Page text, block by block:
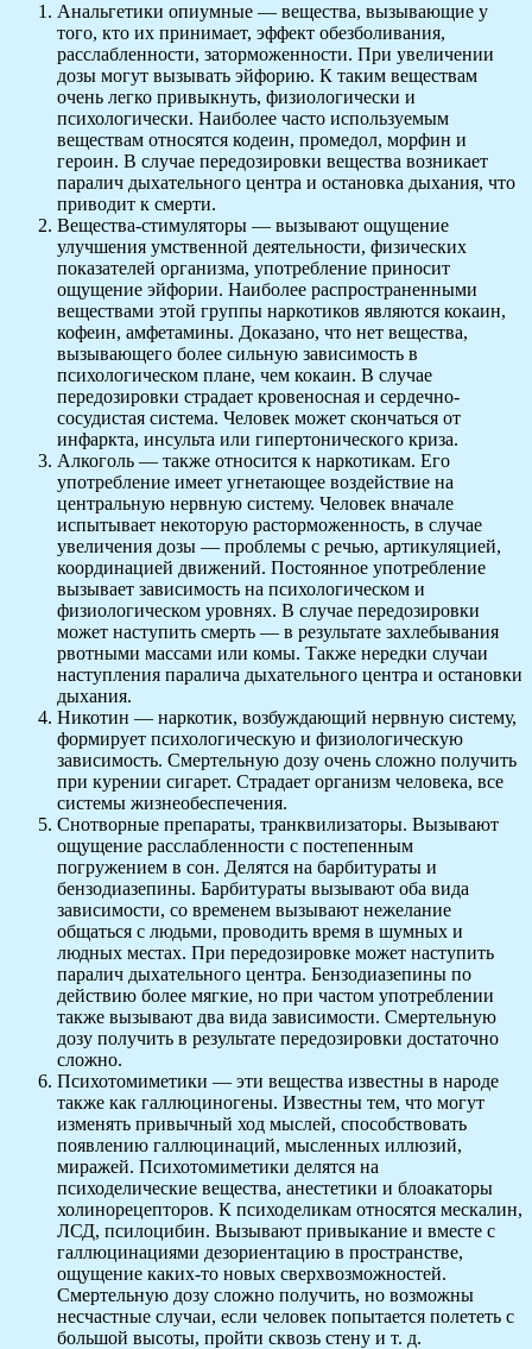
Анальгетики опиумные — вещества, вызывающие у
того, кто их принимает, эффект обезболивания,
расслабленности, заторможенности. При увеличении
дозы могут вызывать эйфорию. К таким веществам
очень легко привыкнуть, физиологически и
психологически. Наиболее часто используемым
веществам относятся кодеин, промедол, морфин и
героин. В случае передозировки вещества возникает
паралич дыхательного центра и остановка дыхания, что
приводит к смерти.
Вещества-стимуляторы — вызывают ощущение
улучшения умственной деятельности, физических
показателей организма, употребление приносит
ощущение эйфории. Наиболее распространенными
веществами этой группы наркотиков являются кокаин,
кофеин, амфетамины. Доказано, что нет вещества,
вызывающего более сильную зависимость в
психологическом плане, чем кокаин. В случае
передозировки страдает кровеносная и сердечно-
сосудистая система. Человек может скончаться от
инфаркта, инсульта или гипертонического криза.
Алкоголь — также относится к наркотикам. Его
употребление имеет угнетающее воздействие на
центральную нервную систему. Человек вначале
испытывает некоторую расторможенность, в случае
увеличения дозы — проблемы с речью, артикуляцией,
координацией движений. Постоянное употребление
вызывает зависимость на психологическом и
физиологическом уровнях. В случае передозировки
может наступить смерть — в результате захлебывания
рвотными массами или комы. Также нередки случаи
наступления паралича дыхательного центра и остановки
дыхания.
Никотин — наркотик, возбуждающий нервную систему,
формирует психологическую и физиологическую
зависимость. Смертельную дозу очень сложно получить
при курении сигарет. Страдает организм человека, все
системы жизнеобеспечения.
Снотворные препараты, транквилизаторы. Вызывают
ощущение расслабленности с постепенным
погружением в сон. Делятся на барбитураты и
бензодиазепины. Барбитураты вызывают оба вида
зависимости, со временем вызывают нежелание
общаться с людьми, проводить время в шумных и
людных местах. При передозировке может наступить
паралич дыхательного центра. Бензодиазепины по
действию более мягкие, но при частом употреблении
также вызывают два вида зависимости. Смертельную
дозу получить в результате передозировки достаточно
сложно.
Психотомиметики — эти вещества известны в народе
также как галлюциногены. Известны тем, что могут
изменять привычный ход мыслей, способствовать
появлению галлюцинаций, мысленных иллюзий,
миражей. Психотомиметики делятся на
психоделические вещества, анестетики и блоакаторы
холинорецепторов. К психоделикам относятся мескалин,
ЛСД, псилоцибин. Вызывают привыкание и вместе с
галлюцинациями дезориентацию в пространстве,
ощущение каких-то новых сверхвозможностей.
Смертельную дозу сложно получить, но возможны
несчастные случаи, если человек попытается полететь с
большой высоты, пройти сквозь стену и т. д.